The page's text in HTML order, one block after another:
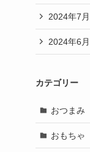
2024年7月
2024年6月
カテゴリー
おつまみ
おもちゃ